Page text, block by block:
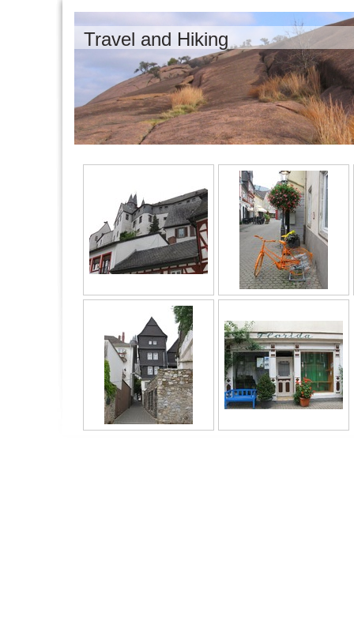
Travel and Hiking